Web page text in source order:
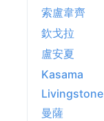
索盧韋齊
欽戈拉
盧安夏
Kasama
Livingstone
曼薩